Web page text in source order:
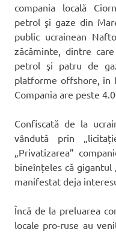
compania locală
petrol şi gaze din
public ucrainean
zăcăminte, dintre
petrol şi patru de
platforme offshore, în
Compania are peste
Confiscată de la
vândută prin
„Privatizarea”
bineînțeles că gigantul
manifestat deja
Încă de la preluarea
locale pro-ruse au